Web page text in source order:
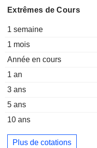
Extrêmes de Cours
1 semaine
1 mois
Année en cours
1 an
3 ans
5 ans
10 ans
Plus de cotations